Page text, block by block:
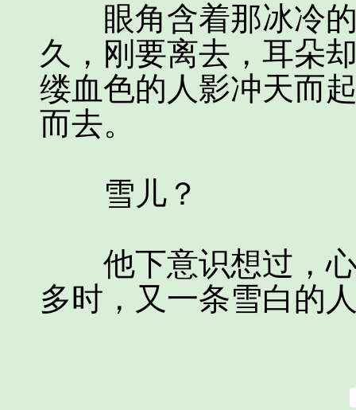
眼角含着那冰冷的
久，刚要离去，耳朵
缕血色的人影冲天而
而去。
雪儿？
他下意识想过，心
多时，又一条雪白的